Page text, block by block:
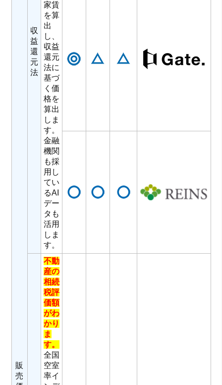
販
売
収
益
還
元
法
家賃
を算
出
し、
収益
還元
法に
基づ
く価
格を
算出
しま
す。
金融
機関
も採
用し
てい
るAI
デー
タも
活用
しま
す。
不動
産の
相続
税評
価額
がわ
かり
ま
す。
全国
空室
率イ